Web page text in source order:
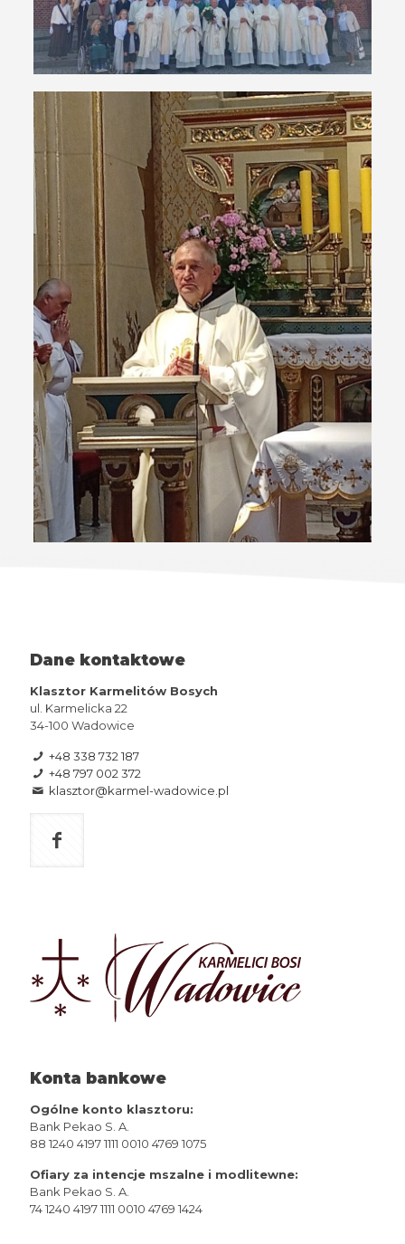
Dane kontaktowe
Klasztor Karmelitów Bosych
ul. Karmelicka 22
34-100 Wadowice
+48 338 732 187
+48 797 002 372
klasztor@karmel-wadowice.pl
Konta bankowe
Ogólne konto klasztoru:
Bank Pekao S. A.
88 1240 4197 1111 0010 4769 1075
Ofiary za intencje mszalne i modlitewne:
Bank Pekao S. A.
74 1240 4197 1111 0010 4769 1424